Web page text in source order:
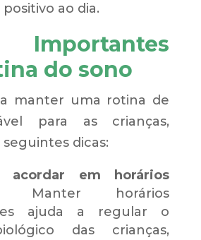
ao dia.
do sono
a manter uma rotina de
para as crianças,
dicas:
acordar em horários
Manter horários
ajuda a regular o
das crianças,